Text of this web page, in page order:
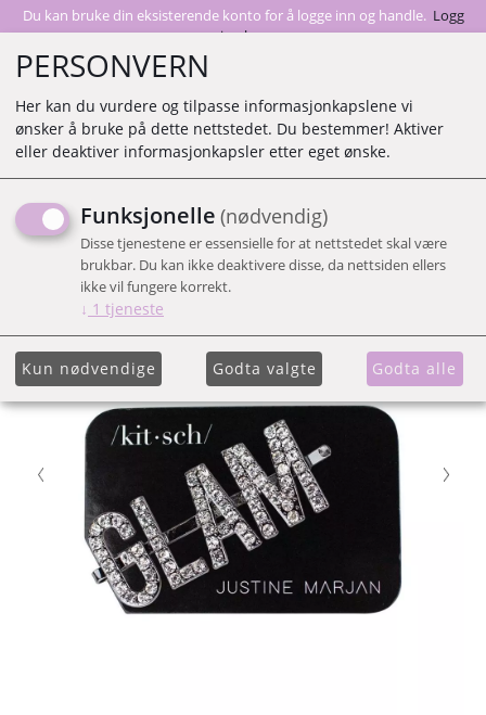
Du kan bruke din eksisterende konto for å logge inn og handle. Logg
inn her
KIT.SCH GLAM BOBBY PIN
PERSONVERN
Her kan du vurdere og tilpasse informasjonkapslene vi
ønsker å bruke på dette nettstedet. Du bestemmer! Aktiver
eller deaktiver informasjonkapsler etter eget ønske.
Funksjonelle (nødvendig)
Disse tjenestene er essensielle for at nettstedet skal være
brukbar. Du kan ikke deaktivere disse, da nettsiden ellers
ikke vil fungere korrekt.
↓ 1 tjeneste
Kun nødvendige Godta valgte Godta alle